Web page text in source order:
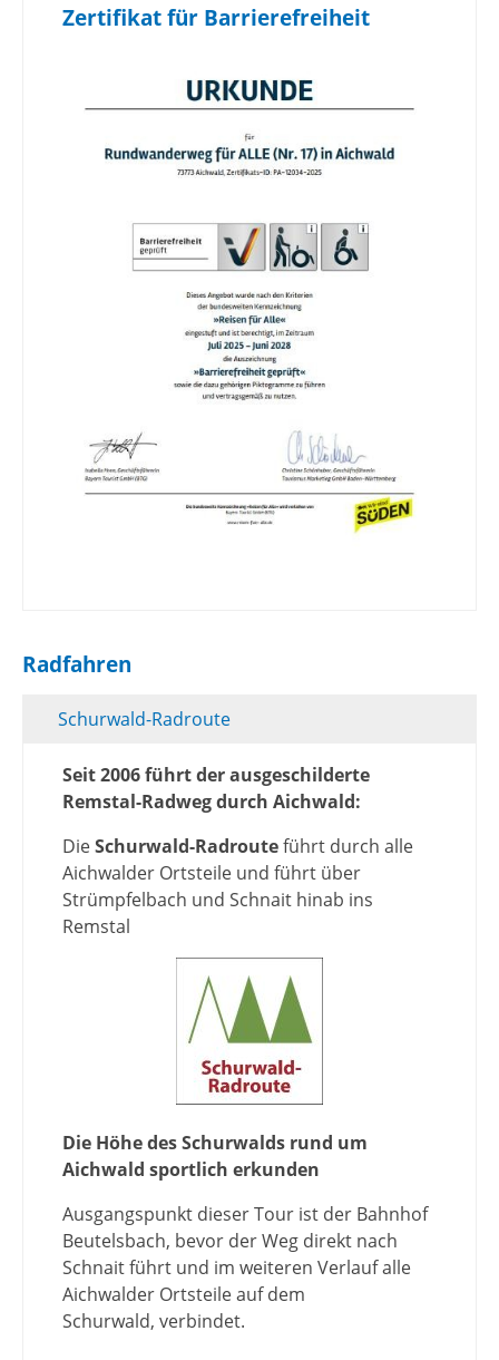
Zertifikat für Barrierefreiheit
Radfahren
Schurwald-Radroute
Seit 2006 führt der ausgeschilderte
Remstal-Radweg durch Aichwald:
DieSchurwald-Radrouteführt durch alle
Aichwalder Ortsteile und führt über
Strümpfelbach und Schnait hinab ins
Remstal
Die Höhe des Schurwalds rund um
Aichwald sportlich erkunden
Ausgangspunkt dieser Tour ist der Bahnhof
Beutelsbach, bevor der Weg direkt nach
Schnait führt und im weiteren Verlauf alle
Aichwalder Ortsteile auf dem
Schurwald, verbindet.